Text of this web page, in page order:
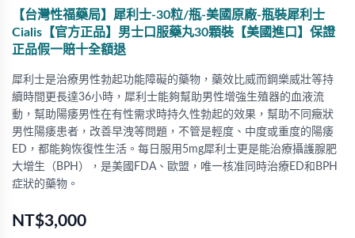
【台灣性福藥局】犀利士-30粒/瓶-美國原廠-瓶裝犀利士
Cialis【官方正品】男士口服藥丸30顆裝【美國進口】保證
正品假一賠十全額退
犀利士是治療男性勃起功能障礙的藥物，藥效比威而鋼樂威壯等持
續時間更長達36小時，犀利士能夠幫助男性增強生殖器的血液流
動，幫助陽痿男性在有性需求時持久性勃起的效果，幫助不同癥狀
男性陽痿患者，改善早洩等問題，不管是輕度、中度或重度的陽痿
ED，都能夠恢復性生活。每日服用5mg犀利士更是能治療攝護腺肥
大增生（BPH），是美國FDA、歐盟，唯一核准同時治療ED和BPH
症狀的藥物。
NT$3,000